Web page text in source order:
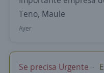
Teno, Maule
Ayer
Se precisa Urgente